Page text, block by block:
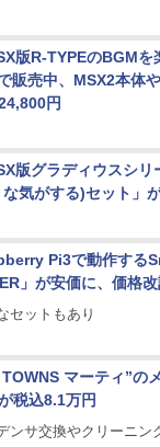
版R-TYPEのBGM
販売中、MSX2本体
円
版グラディウスシ
気がする)セット」
Pi3で動作する
」が安価に、価格
セットもあり
マーティ”の
税込8.1万円
ンサ交換やクリーニン